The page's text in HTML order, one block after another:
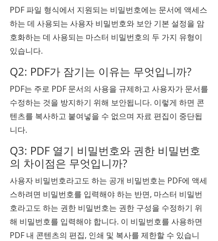
PDF 파일 형식에서 지원되는 비밀번호에는 문서에 액세스
하는 데 사용되는 사용자 비밀번호와 보안 기본 설정을 암
호화하는 데 사용되는 마스터 비밀번호의 두 가지 유형이
있습니다.
Q2: PDF가 잠기는 이유는 무엇입니까?
PDF는 주로 PDF 문서의 사용을 규제하고 사용자가 문서를
수정하는 것을 방지하기 위해 보안됩니다. 이렇게 하면 콘
텐츠를 복사하고 붙여넣을 수 없으며 자료 편집이 중단됩
니다.
Q3: PDF 열기 비밀번호와 권한 비밀번호
의 차이점은 무엇입니까?
사용자 비밀번호라고도 하는 공개 비밀번호는 PDF에 액세
스하려면 비밀번호를 입력해야 하는 반면, 마스터 비밀번
호라고도 하는 권한 비밀번호는 권한 구성을 수정하기 위
해 비밀번호를 입력해야 합니다. 이 비밀번호를 사용하면
PDF 내 콘텐츠의 편집, 인쇄 및 복사를 제한할 수 있습니